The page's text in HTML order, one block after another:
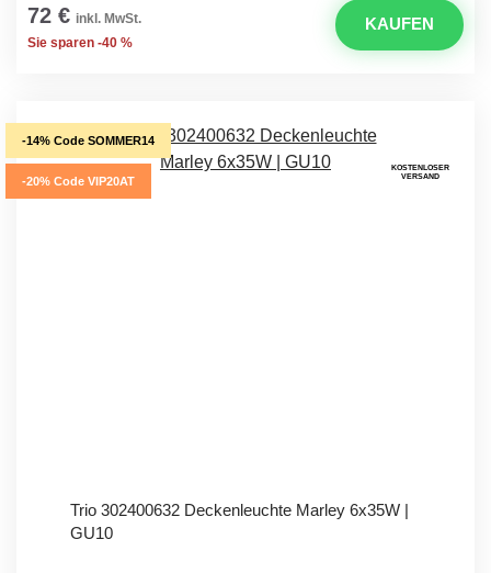
72 € inkl. MwSt.
Sie sparen -40 %
KAUFEN
-14% Code SOMMER14
-20% Code VIP20AT
KOSTENLOSER
VERSAND
Trio 302400632 Deckenleuchte Marley 6x35W |
GU10